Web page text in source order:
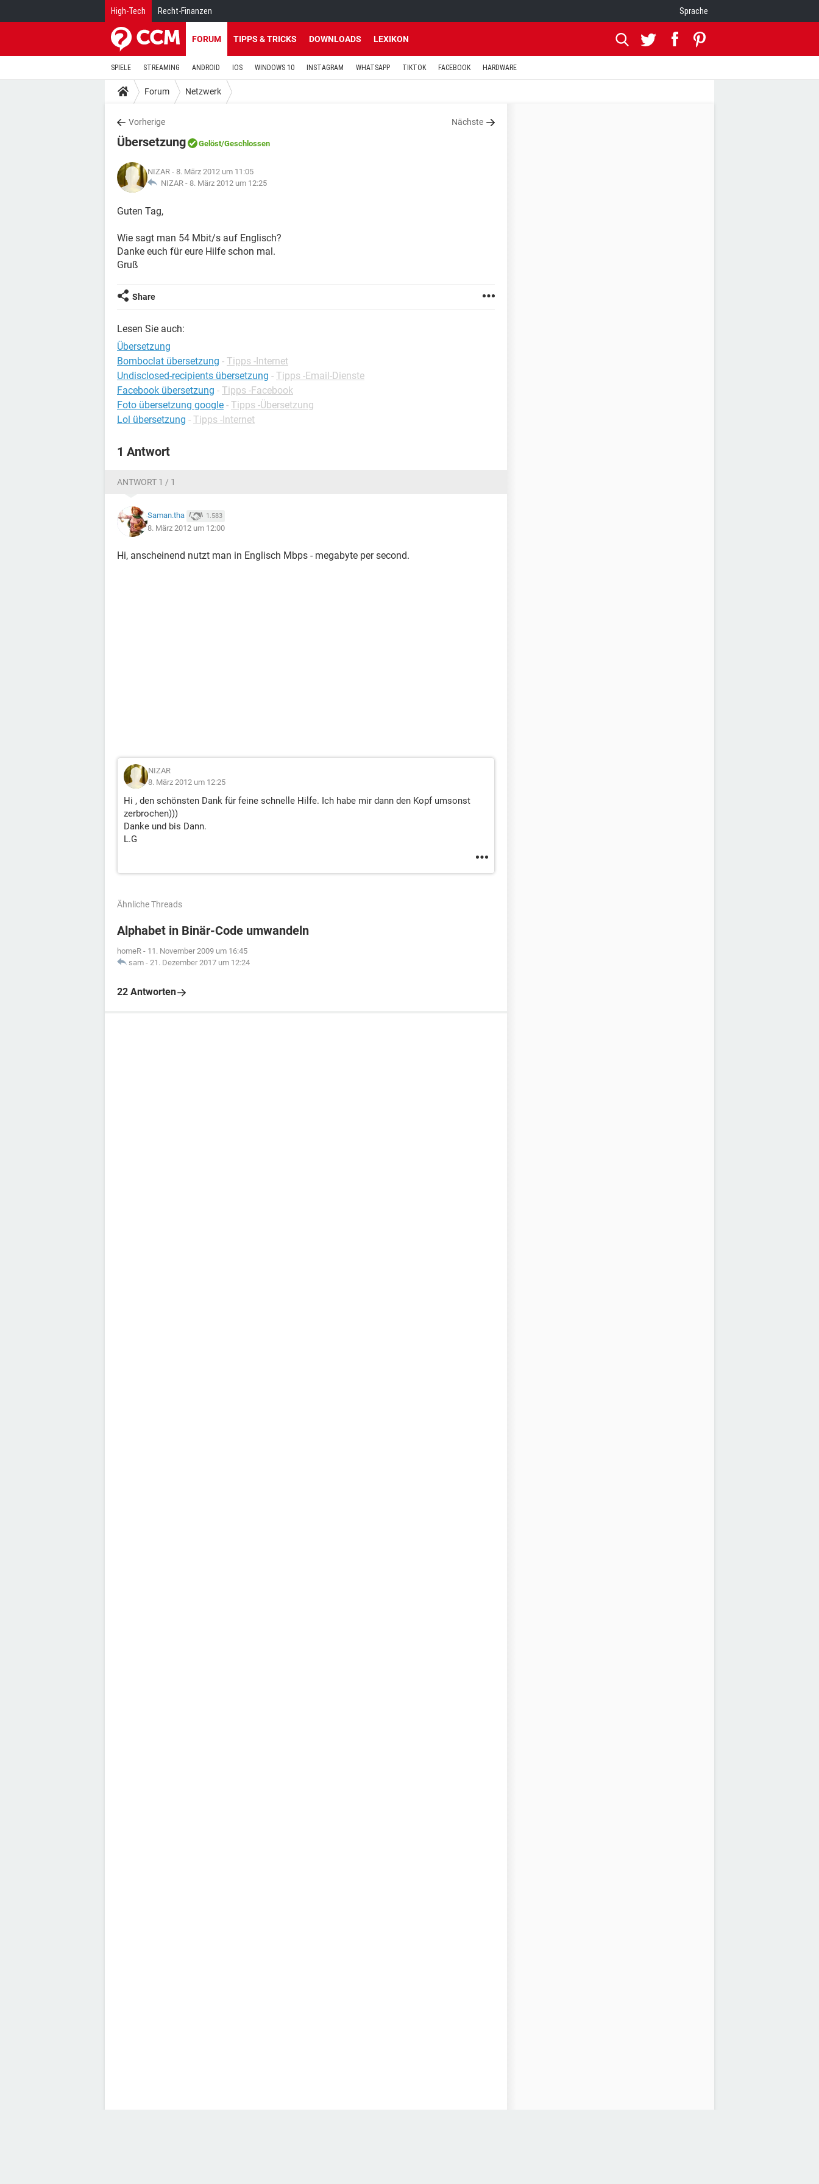
High-Tech Recht-Finanzen Sprache
FORUM TIPPS & TRICKS DOWNLOADS LEXIKON
SPIELE STREAMING ANDROID IOS WINDOWS 10 INSTAGRAM WHATSAPP TIKTOK FACEBOOK HARDWARE
Forum Netzwerk
Vorherige Nächste
Übersetzung Gelöst/Geschlossen
NIZAR - 8. März 2012 um 11:05
NIZAR - 8. März 2012 um 12:25
Guten Tag,
Wie sagt man 54 Mbit/s auf Englisch?
Danke euch für eure Hilfe schon mal.
Gruß
Share
Lesen Sie auch:
Übersetzung
Bomboclat übersetzung - Tipps -Internet
Undisclosed-recipients übersetzung - Tipps -Email-Dienste
Facebook übersetzung - Tipps -Facebook
Foto übersetzung google - Tipps -Übersetzung
Lol übersetzung - Tipps -Internet
1 Antwort
ANTWORT 1 / 1
Saman.tha 1.583
8. März 2012 um 12:00
Hi, anscheinend nutzt man in Englisch Mbps - megabyte per second.
NIZAR
8. März 2012 um 12:25
Hi , den schönsten Dank für feine schnelle Hilfe. Ich habe mir dann den Kopf umsonst
zerbrochen)))
Danke und bis Dann.
L.G
Ähnliche Threads
Alphabet in Binär-Code umwandeln
homeR - 11. November 2009 um 16:45
sam - 21. Dezember 2017 um 12:24
22 Antworten